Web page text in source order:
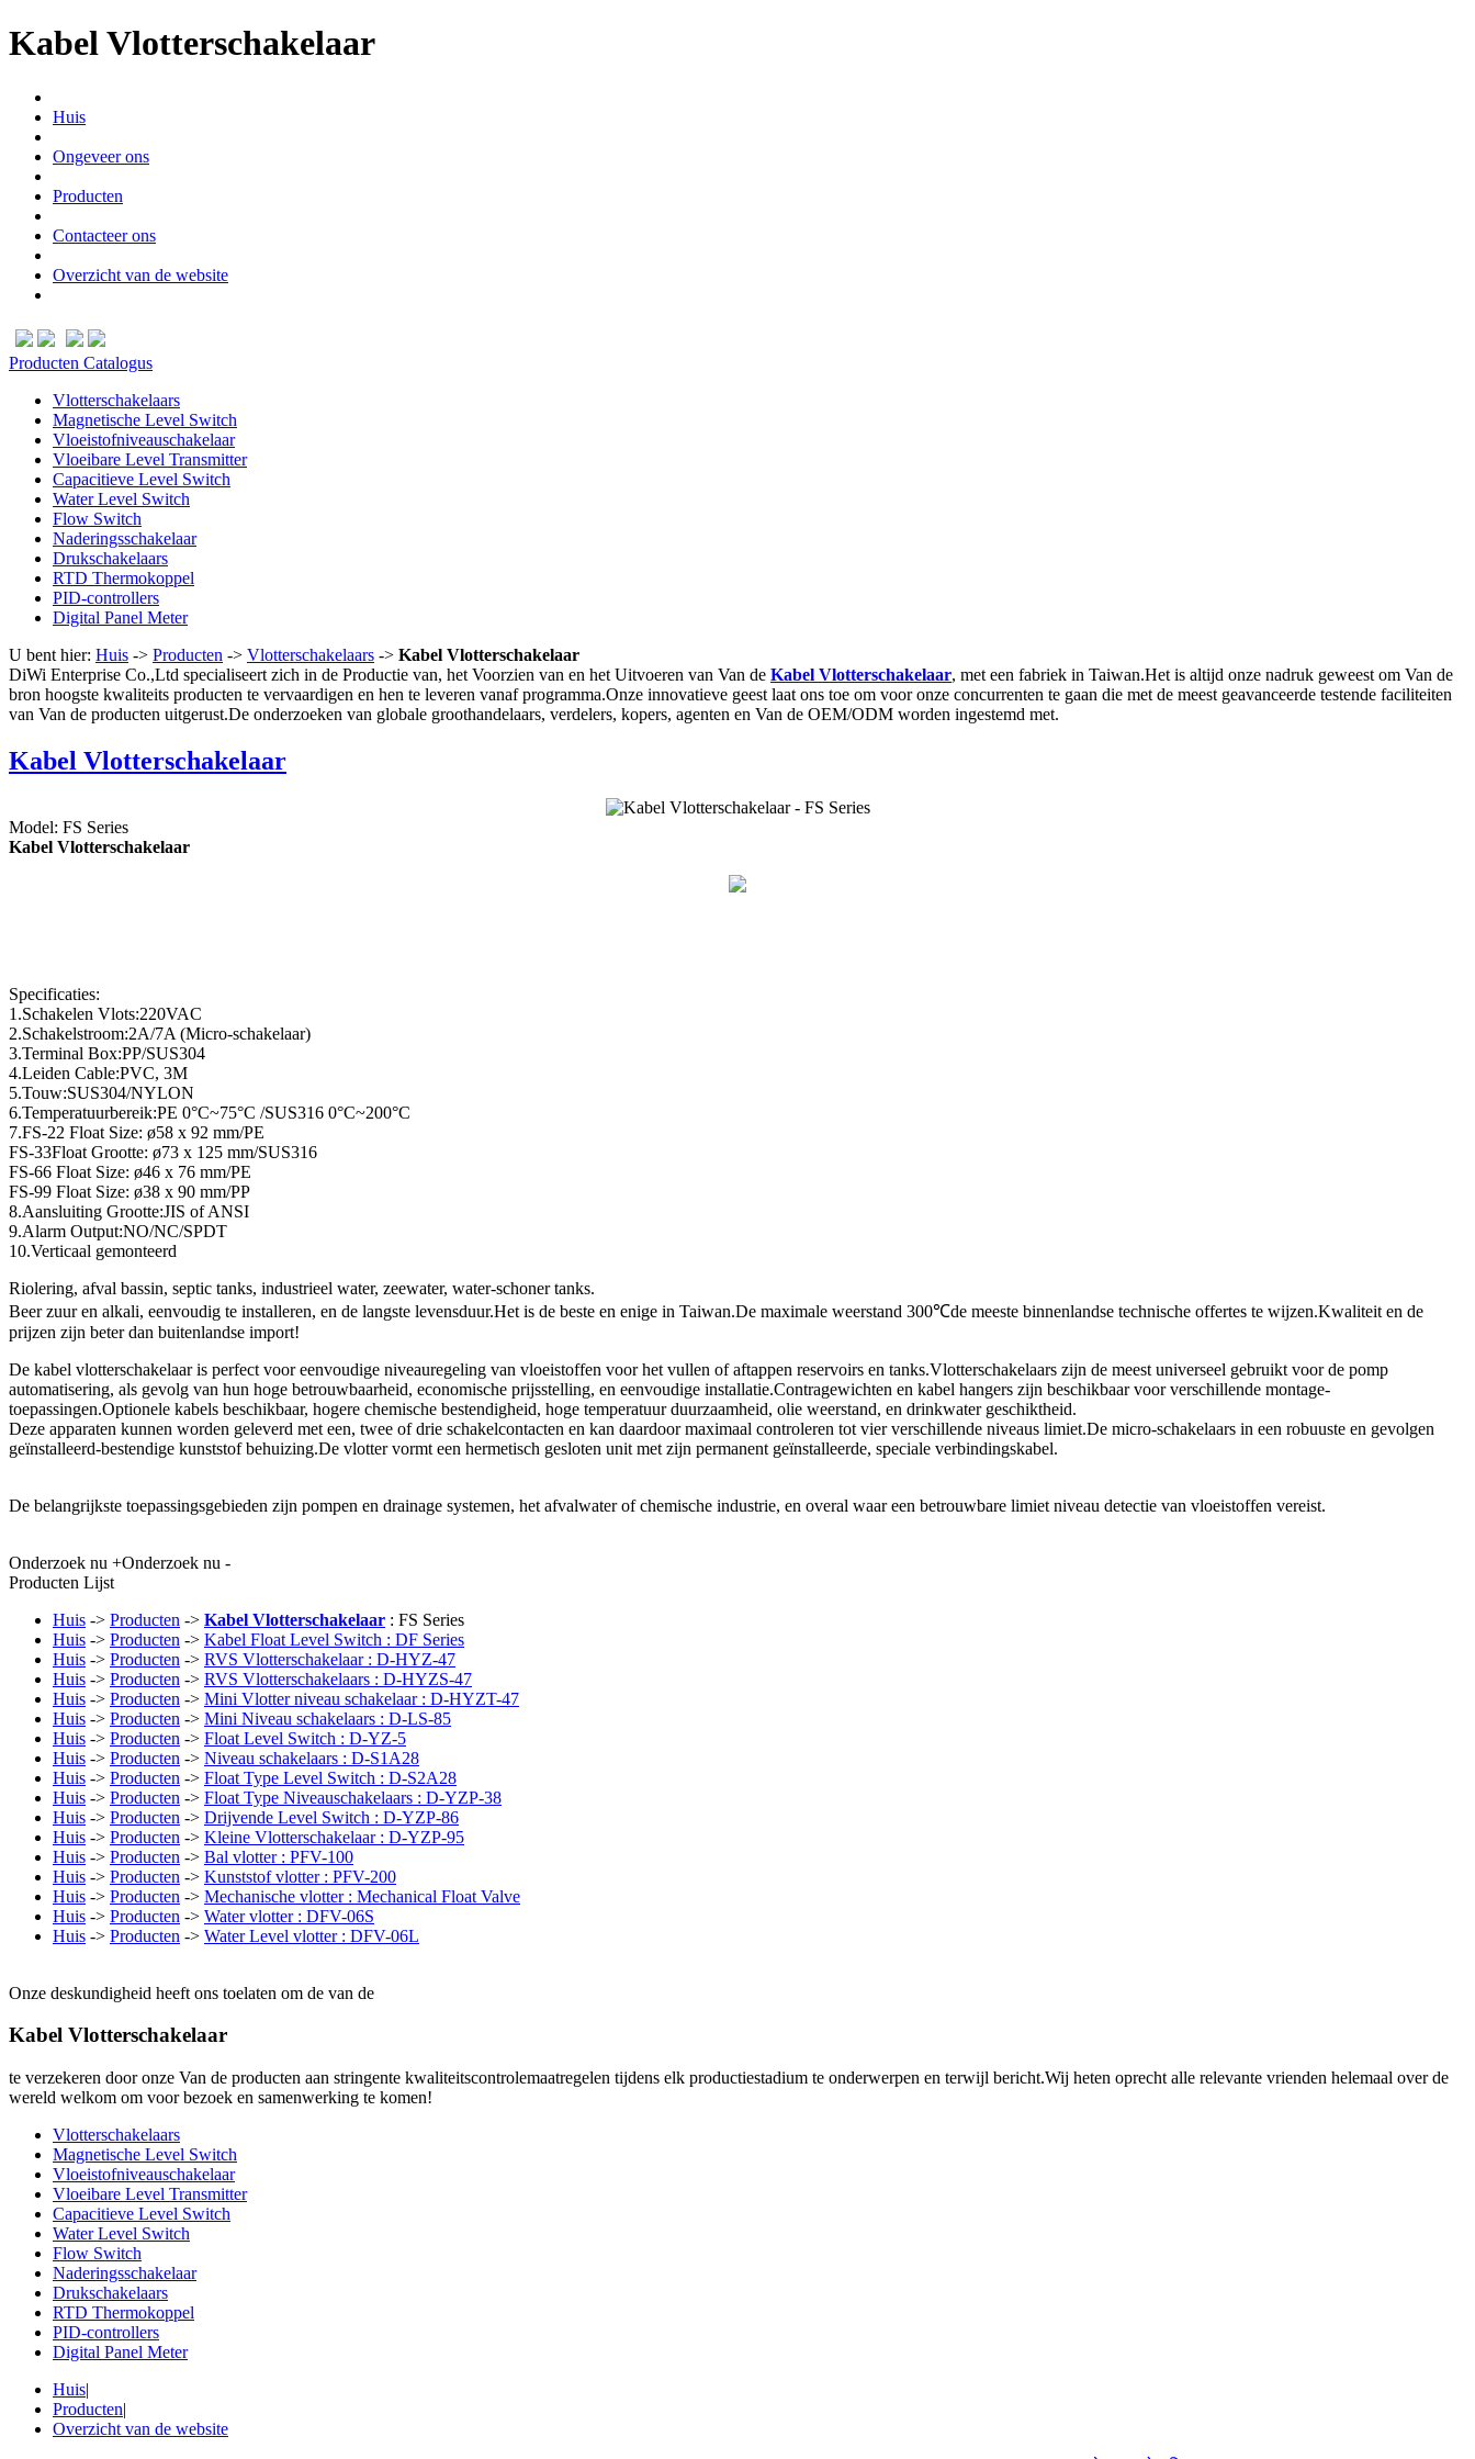
Kabel Vlotterschakelaar
Huis
Ongeveer ons
Producten
Contacteer ons
Overzicht van de website
Producten Catalogus
Vlotterschakelaars
Magnetische Level Switch
Vloeistofniveauschakelaar
Vloeibare Level Transmitter
Capacitieve Level Switch
Water Level Switch
Flow Switch
Naderingsschakelaar
Drukschakelaars
RTD Thermokoppel
PID-controllers
Digital Panel Meter
U bent hier: Huis -> Producten -> Vlotterschakelaars -> Kabel Vlotterschakelaar
DiWi Enterprise Co.,Ltd specialiseert zich in de Productie van, het Voorzien van en het Uitvoeren van Van de Kabel Vlotterschakelaar, met een fabriek in Taiwan.Het is altijd onze nadruk geweest om Van de
bron hoogste kwaliteits producten te vervaardigen en hen te leveren vanaf programma.Onze innovatieve geest laat ons toe om voor onze concurrenten te gaan die met de meest geavanceerde testende faciliteiten
van Van de producten uitgerust.De onderzoeken van globale groothandelaars, verdelers, kopers, agenten en Van de OEM/ODM worden ingestemd met.
Kabel Vlotterschakelaar
Model: FS Series
Kabel Vlotterschakelaar
Specificaties:
1.Schakelen Vlots:220VAC
2.Schakelstroom:2A/7A (Micro-schakelaar)
3.Terminal Box:PP/SUS304
4.Leiden Cable:PVC, 3M
5.Touw:SUS304/NYLON
6.Temperatuurbereik:PE 0°C~75°C /SUS316 0°C~200°C
7.FS-22 Float Size: ø58 x 92 mm/PE
FS-33Float Grootte: ø73 x 125 mm/SUS316
FS-66 Float Size: ø46 x 76 mm/PE
FS-99 Float Size: ø38 x 90 mm/PP
8.Aansluiting Grootte:JIS of ANSI
9.Alarm Output:NO/NC/SPDT
10.Verticaal gemonteerd
Riolering, afval bassin, septic tanks, industrieel water, zeewater, water-schoner tanks.
Beer zuur en alkali, eenvoudig te installeren, en de langste levensduur.Het is de beste en enige in Taiwan.De maximale weerstand 300℃de meeste binnenlandse technische offertes te wijzen.Kwaliteit en de
prijzen zijn beter dan buitenlandse import!
De kabel vlotterschakelaar is perfect voor eenvoudige niveauregeling van vloeistoffen voor het vullen of aftappen reservoirs en tanks.Vlotterschakelaars zijn de meest universeel gebruikt voor de pomp
automatisering, als gevolg van hun hoge betrouwbaarheid, economische prijsstelling, en eenvoudige installatie.Contragewichten en kabel hangers zijn beschikbaar voor verschillende montage-
toepassingen.Optionele kabels beschikbaar, hogere chemische bestendigheid, hoge temperatuur duurzaamheid, olie weerstand, en drinkwater geschiktheid.
Deze apparaten kunnen worden geleverd met een, twee of drie schakelcontacten en kan daardoor maximaal controleren tot vier verschillende niveaus limiet.De micro-schakelaars in een robuuste en gevolgen
geïnstalleerd-bestendige kunststof behuizing.De vlotter vormt een hermetisch gesloten unit met zijn permanent geïnstalleerde, speciale verbindingskabel.
De belangrijkste toepassingsgebieden zijn pompen en drainage systemen, het afvalwater of chemische industrie, en overal waar een betrouwbare limiet niveau detectie van vloeistoffen vereist.
Onderzoek nu +Onderzoek nu -
Producten Lijst
Huis -> Producten -> Kabel Vlotterschakelaar : FS Series
Huis -> Producten -> Kabel Float Level Switch : DF Series
Huis -> Producten -> RVS Vlotterschakelaar : D-HYZ-47
Huis -> Producten -> RVS Vlotterschakelaars : D-HYZS-47
Huis -> Producten -> Mini Vlotter niveau schakelaar : D-HYZT-47
Huis -> Producten -> Mini Niveau schakelaars : D-LS-85
Huis -> Producten -> Float Level Switch : D-YZ-5
Huis -> Producten -> Niveau schakelaars : D-S1A28
Huis -> Producten -> Float Type Level Switch : D-S2A28
Huis -> Producten -> Float Type Niveauschakelaars : D-YZP-38
Huis -> Producten -> Drijvende Level Switch : D-YZP-86
Huis -> Producten -> Kleine Vlotterschakelaar : D-YZP-95
Huis -> Producten -> Bal vlotter : PFV-100
Huis -> Producten -> Kunststof vlotter : PFV-200
Huis -> Producten -> Mechanische vlotter : Mechanical Float Valve
Huis -> Producten -> Water vlotter : DFV-06S
Huis -> Producten -> Water Level vlotter : DFV-06L
Onze deskundigheid heeft ons toelaten om de van de
Kabel Vlotterschakelaar
te verzekeren door onze Van de producten aan stringente kwaliteitscontrolemaatregelen tijdens elk productiestadium te onderwerpen en terwijl bericht.Wij heten oprecht alle relevante vrienden helemaal over de
wereld welkom om voor bezoek en samenwerking te komen!
Vlotterschakelaars
Magnetische Level Switch
Vloeistofniveauschakelaar
Vloeibare Level Transmitter
Capacitieve Level Switch
Water Level Switch
Flow Switch
Naderingsschakelaar
Drukschakelaars
RTD Thermokoppel
PID-controllers
Digital Panel Meter
Huis|
Producten|
Overzicht van de website